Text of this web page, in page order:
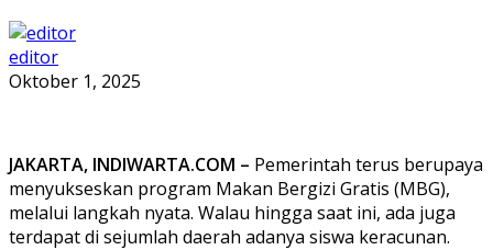
editor
Oktober 1, 2025
JAKARTA, INDIWARTA.COM – Pemerintah terus berupaya
menyukseskan program Makan Bergizi Gratis (MBG),
melalui langkah nyata. Walau hingga saat ini, ada juga
terdapat di sejumlah daerah adanya siswa keracunan.